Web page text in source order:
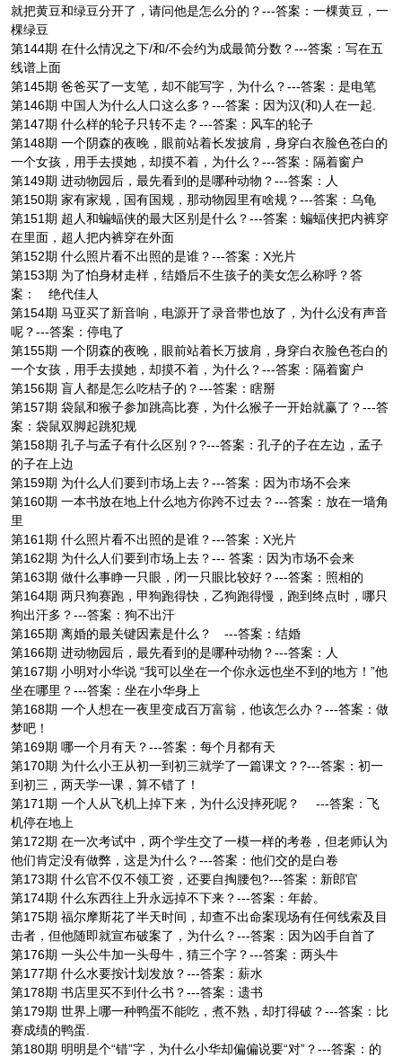
就把黄豆和绿豆分开了，请问他是怎么分的？---答案：一棵黄豆，一
棵绿豆
第144期 在什么情况之下/和/不会约为成最简分数？---答案：写在五
线谱上面
第145期 爸爸买了一支笔，却不能写字，为什么？---答案：是电笔
第146期 中国人为什么人口这么多？---答案：因为汉(和)人在一起.
第147期 什么样的轮子只转不走？---答案：风车的轮子
第148期 一个阴森的夜晚，眼前站着长发披肩，身穿白衣脸色苍白的
一个女孩，用手去摸她，却摸不着，为什么？---答案：隔着窗户
第149期 进动物园后，最先看到的是哪种动物？---答案：人
第150期 家有家规，国有国规，那动物园里有啥规？---答案：乌龟
第151期 超人和蝙蝠侠的最大区别是什么？---答案：蝙蝠侠把内裤穿
在里面，超人把内裤穿在外面
第152期 什么照片看不出照的是谁？---答案：X光片
第153期 为了怕身材走样，结婚后不生孩子的美女怎么称呼？答
案： 绝代佳人
第154期 马亚买了新音响，电源开了录音带也放了，为什么没有声音
呢？---答案：停电了
第155期 一个阴森的夜晚，眼前站着长万披肩，身穿白衣脸色苍白的
一个女孩，用手去摸她，却摸不着，为什么？---答案：隔着窗户
第156期 盲人都是怎么吃桔子的？---答案：瞎掰
第157期 袋鼠和猴子参加跳高比赛，为什么猴子一开始就赢了？---答
案：袋鼠双脚起跳犯规
第158期 孔子与孟子有什么区别？?---答案：孔子的子在左边，孟子
的子在上边
第159期 为什么人们要到市场上去？---答案：因为市场不会来
第160期 一本书放在地上什么地方你跨不过去？---答案：放在一墙角
里
第161期 什么照片看不出照的是谁？---答案：X光片
第162期 为什么人们要到市场上去？--- 答案：因为市场不会来
第163期 做什么事睁一只眼，闭一只眼比较好？---答案：照相的
第164期 两只狗赛跑，甲狗跑得快，乙狗跑得慢，跑到终点时，哪只
狗出汗多？---答案：狗不出汗
第165期 离婚的最关键因素是什么？ ---答案：结婚
第166期 进动物园后，最先看到的是哪种动物？---答案：人
第167期 小明对小华说 “我可以坐在一个你永远也坐不到的地方！”他
坐在哪里？---答案：坐在小华身上
第168期 一个人想在一夜里变成百万富翁，他该怎么办？---答案：做
梦吧！
第169期 哪一个月有天？---答案：每个月都有天
第170期 为什么小王从初一到初三就学了一篇课文？?---答案：初一
到初三，两天学一课，算不错了！
第171期 一个人从飞机上掉下来，为什么没摔死呢？ ---答案：飞
机停在地上
第172期 在一次考试中，两个学生交了一模一样的考卷，但老师认为
他们肯定没有做弊，这是为什么？---答案：他们交的是白卷
第173期 什么官不仅不领工资，还要自掏腰包?---答案：新郎官
第174期 什么东西往上升永远掉不下来？---答案：年龄。
第175期 福尔摩斯花了半天时间，却查不出命案现场有任何线索及目
击者，但他随即就宣布破案了，为什么？---答案：因为凶手自首了
第176期 一头公牛加一头母牛，猜三个字？---答案：两头牛
第177期 什么水要按计划发放？---答案：薪水
第178期 书店里买不到什么书？---答案：遗书
第179期 世界上哪一种鸭蛋不能吃，煮不熟，却打得破？---答案：比
赛成绩的鸭蛋.
第180期 明明是个“错”字，为什么小华却偏偏说要“对”？---答案：的